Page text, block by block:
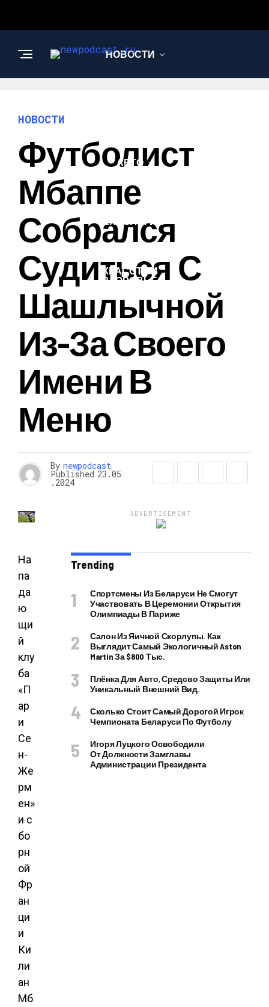
НОВОСТИ
АВТО
ТЕХНОЛОГИИ
КРАСОТА И
ЗДОРОВЬЕ
НОВОСТИ
Футболист
Мбаппе
Собрался
Судиться С
Шашлычной
Из-За Своего
Имени В
Меню
By newpodcast
Published 23.05
.2024
На
па
да
ю
щи
й
клу
ба
«П
ар
и
Се
н-
Же
рм
ен»
и с
бо
рн
ой
Фр
ан
ци
и
Ки
ли
ан
Мб
ADVERTISEMENT
Trending
Спортсмены Из Беларуси Не Смогут
Участвовать В Церемонии Открытия
Олимпиады В Париже
Салон Из Яичной Скорлупы. Как
Выглядит Самый Экологичный Aston
Martin За $800 Тыс.
Плёнка Для Авто, Средсво Защиты Или
Уникальный Внешний Вид.
Сколько Стоит Самый Дорогой Игрок
Чемпионата Беларуси По Футболу
Игоря Луцкого Освободили
От Должности Замглавы
Администрации Президента